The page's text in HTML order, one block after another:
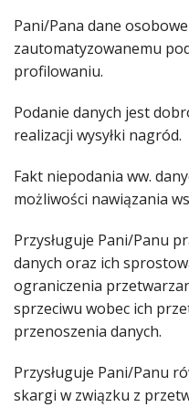
Pani/Pana dane
zautomatyzowanemu
profilowaniu.
Podanie danych jest
realizacji wysyłki nagród.
Fakt niepodania ww.
możliwości nawiązania
Przysługuje Pani/Panu
danych oraz ich
ograniczenia
sprzeciwu wobec ich
przenoszenia danych.
Przysługuje Pani/Panu
skargi w związku z